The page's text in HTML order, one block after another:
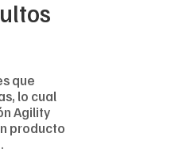
que
lo cual
Agility
producto